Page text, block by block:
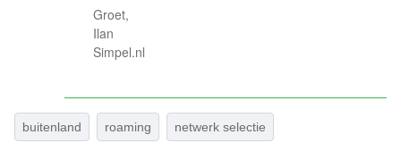
Groet,
Ilan
Simpel.nl
buitenland roaming netwerk selectie